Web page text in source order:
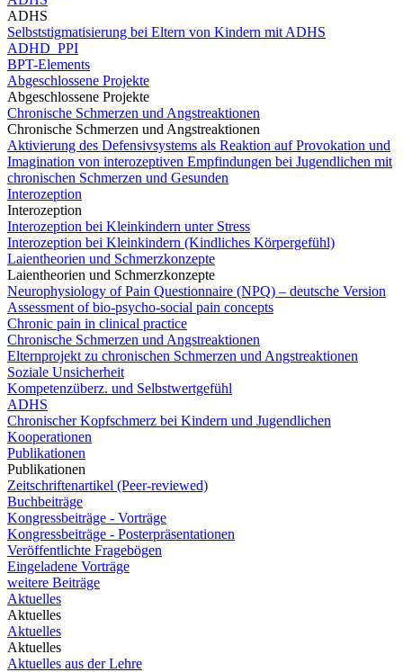
ADHS
Selbststigmatisierung bei Eltern von Kindern mit ADHS
ADHD_PPI
BPT-Elements
Abgeschlossene Projekte
Abgeschlossene Projekte
Chronische Schmerzen und Angstreaktionen
Chronische Schmerzen und Angstreaktionen
Aktivierung des Defensivsystems als Reaktion auf Provokation und
Imagination von interozeptiven Empfindungen bei Jugendlichen mit
chronischen Schmerzen und Gesunden
Interozeption
Interozeption
Interozeption bei Kleinkindern unter Stress
Interozeption bei Kleinkindern (Kindliches Körpergefühl)
Laientheorien und Schmerzkonzepte
Laientheorien und Schmerzkonzepte
Neurophysiology of Pain Questionnaire (NPQ) – deutsche Version
Assessment of bio-psycho-social pain concepts
Chronic pain in clinical practice
Chronische Schmerzen und Angstreaktionen
Elternprojekt zu chronischen Schmerzen und Angstreaktionen
Soziale Unsicherheit
Kompetenzüberz. und Selbstwertgefühl
ADHS
Chronischer Kopfschmerz bei Kindern und Jugendlichen
Kooperationen
Publikationen
Publikationen
Zeitschriftenartikel (Peer-reviewed)
Buchbeiträge
Kongressbeiträge - Vorträge
Kongressbeiträge - Posterpräsentationen
Veröffentlichte Fragebögen
Eingeladene Vorträge
weitere Beiträge
Aktuelles
Aktuelles
Aktuelles
Aktuelles
Aktuelles aus der Lehre